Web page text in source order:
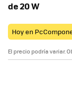
de 20 W
Hoy en
El precio podría variar.